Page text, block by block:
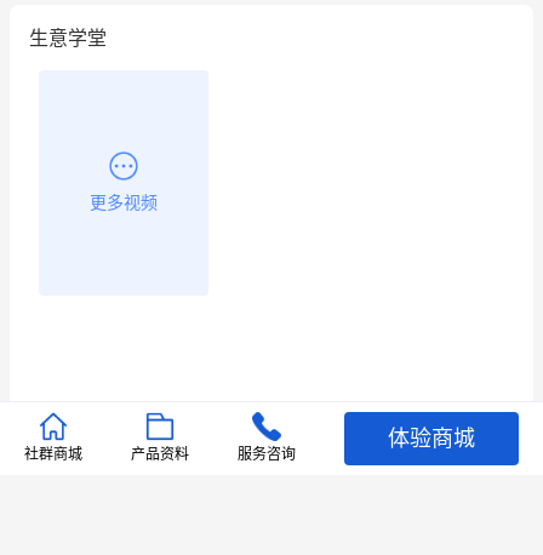
生意学堂
更多视频
推荐文章
社群商城 产品资料 服务咨询
体验商城